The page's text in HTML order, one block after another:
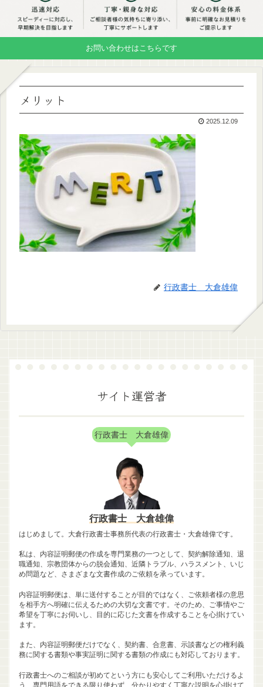
お問い合わせはこちらです
メリット
2025.12.09
行政書士 大倉雄偉
サイト運営者
行政書士 大倉雄偉
行政書士 大倉雄偉
はじめまして。大倉行政書士事務所代表の行政書士・大倉雄偉です。
私は、内容証明郵便の作成を専門業務の一つとして、契約解除通知、退
職通知、宗教団体からの脱会通知、近隣トラブル、ハラスメント、いじ
め問題など、さまざまな文書作成のご依頼を承っています。
内容証明郵便は、単に送付することが目的ではなく、ご依頼者様の意思
を相手方へ明確に伝えるための大切な文書です。そのため、ご事情やご
希望を丁寧にお伺いし、目的に応じた文書を作成することを心掛けてい
ます。
また、内容証明郵便だけでなく、契約書、合意書、示談書などの権利義
務に関する書類や事実証明に関する書類の作成にも対応しております。
行政書士へのご相談が初めてという方にも安心してご利用いただけるよ
う、専門用語をできる限り使わず、分かりやすく丁寧な説明を心掛けて